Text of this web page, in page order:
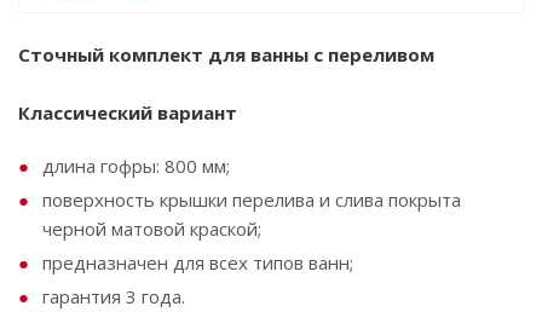
Сточный комплект для ванны с переливом
Классический вариант
длина гофры: 800 мм;
поверхность крышки перелива и слива покрыта
черной матовой краской;
предназначен для всех типов ванн;
гарантия 3 года.